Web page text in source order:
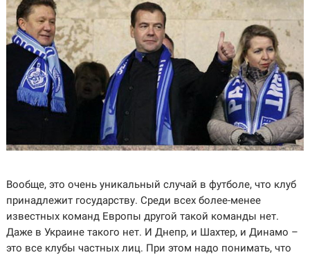
Вообще, это очень уникальный случай в футболе, что клуб
принадлежит государству. Среди всех более-менее
известных команд Европы другой такой команды нет.
Даже в Украине такого нет. И Днепр, и Шахтер, и Динамо –
это все клубы частных лиц. При этом надо понимать, что